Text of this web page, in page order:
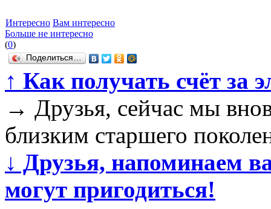
Интересно Вам интересно
Больше не интересно
(0)
Поделиться…
↑ Как получать счёт за
→ Друзья, сейчас мы
близким старшего
↓ Друзья, напоминаем
могут пригодиться!